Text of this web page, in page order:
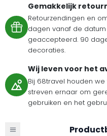
Gemakkelijk
Retourzendingen en
dagen vanaf de
geaccepteerd. 90
decoraties.
Wij leven voor het
Bij 68travel houden we
streven ernaar om
gebruiken en het